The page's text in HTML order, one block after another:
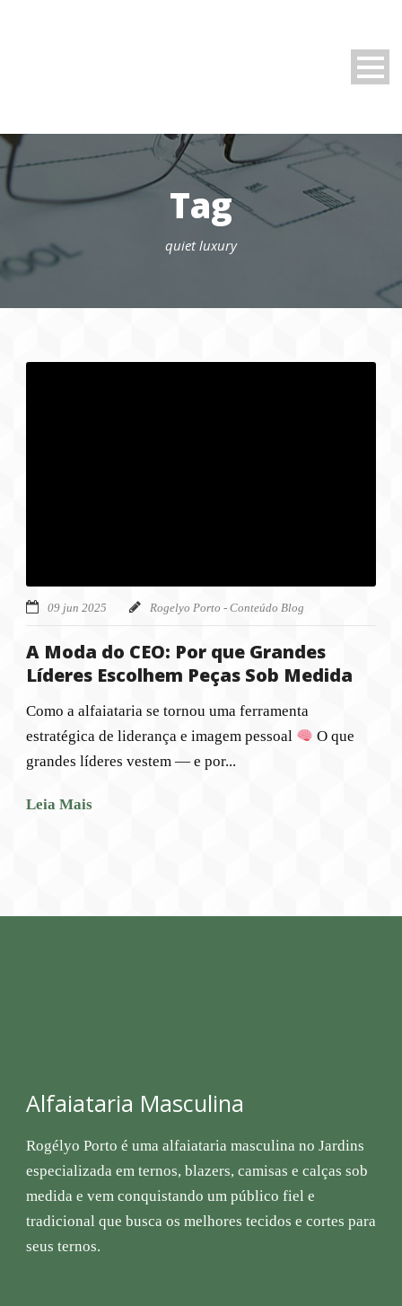
Tag
quiet luxury
09 jun 2025 Rogelyo Porto - Conteúdo Blog
A Moda do CEO: Por que Grandes
Líderes Escolhem Peças Sob Medida
Como a alfaiataria se tornou uma ferramenta
estratégica de liderança e imagem pessoal
O que
grandes líderes vestem — e por...
Leia Mais
Alfaiataria Masculina
Rogélyo Porto é uma alfaiataria masculina no Jardins
especializada em ternos, blazers, camisas e calças sob
medida e vem conquistando um público fiel e
tradicional que busca os melhores tecidos e cortes para
seus ternos.